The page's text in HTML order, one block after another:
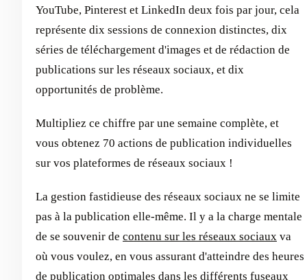
YouTube, Pinterest et LinkedIn deux fois par jour, cela
représente dix sessions de connexion distinctes, dix
séries de téléchargement d'images et de rédaction de
publications sur les réseaux sociaux, et dix
opportunités de problème.
Multipliez ce chiffre par une semaine complète, et
vous obtenez 70 actions de publication individuelles
sur vos plateformes de réseaux sociaux !
La gestion fastidieuse des réseaux sociaux ne se limite
pas à la publication elle-même. Il y a la charge mentale
de se souvenir de contenu sur les réseaux sociaux va
où vous voulez, en vous assurant d'atteindre des heures
de publication optimales dans les différents fuseaux